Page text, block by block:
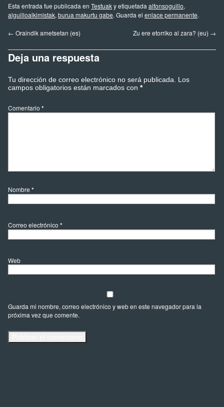
Esta entrada fue publicada en Testuaky etiquetada alfonsoguillo,
alguilloalkimistak, burua makurtu gabe. Guarda el enlace permanente.
← Oraindik ametsetan (es) Zu ere etorriko al zara? (eu) →
Deja una respuesta
Tu dirección de correo electrónico no será publicada.
Los
campos obligatorios están marcados con *
Comentario *
Nombre *
Correo electrónico *
Web
Guarda mi nombre, correo electrónico y web en este navegador para la
próxima vez que comente.